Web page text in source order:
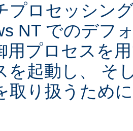
プロセッシン
NT でのデフ
用プロセスを
を起動し、 そ
取り扱うため